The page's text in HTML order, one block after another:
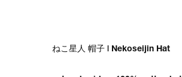
ねこ星人 帽子 | Nekoseijin Hat